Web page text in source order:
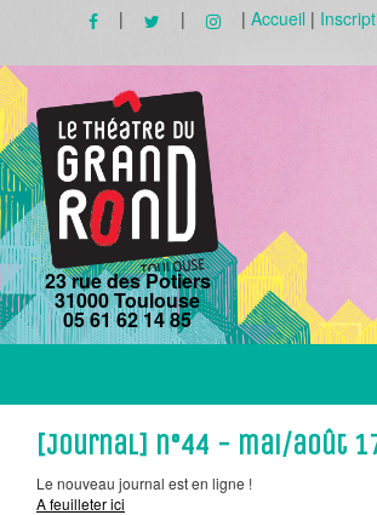
| | | Accueil |
23 rue des Potiers
31000 Toulouse
05 61 62 14 85
[Journal] n°44 - mai/août
Le nouveau journal est en ligne !
A feuilleter ici